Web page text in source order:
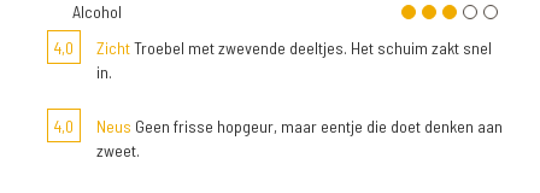
Alcohol
4,0
ZichtTroebel met zwevende deeltjes. Het schuim zakt snel
in.
4,0 Neus Geen frisse hopgeur, maar eentje die doet denken aan
zweet.